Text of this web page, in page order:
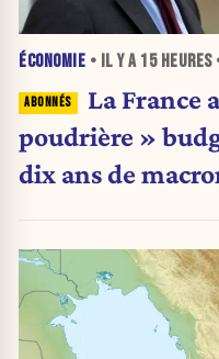
ÉCONOMIE • IL Y A 15 HEURES
La France
poudrière »
dix ans de